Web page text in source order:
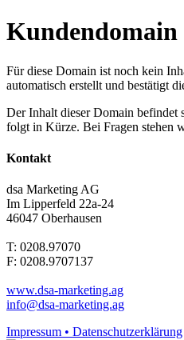
Kundendomain
Für diese Domain ist noch kein
automatisch erstellt und bestätigt
Der Inhalt dieser Domain befindet
folgt in Kürze. Bei Fragen stehen
Kontakt
dsa Marketing AG
Im Lipperfeld 22a-24
46047 Oberhausen
T: 0208.97070
F: 0208.9707137
www.dsa-marketing.ag
info@dsa-marketing.ag
Impressum • Datenschutzerklärung